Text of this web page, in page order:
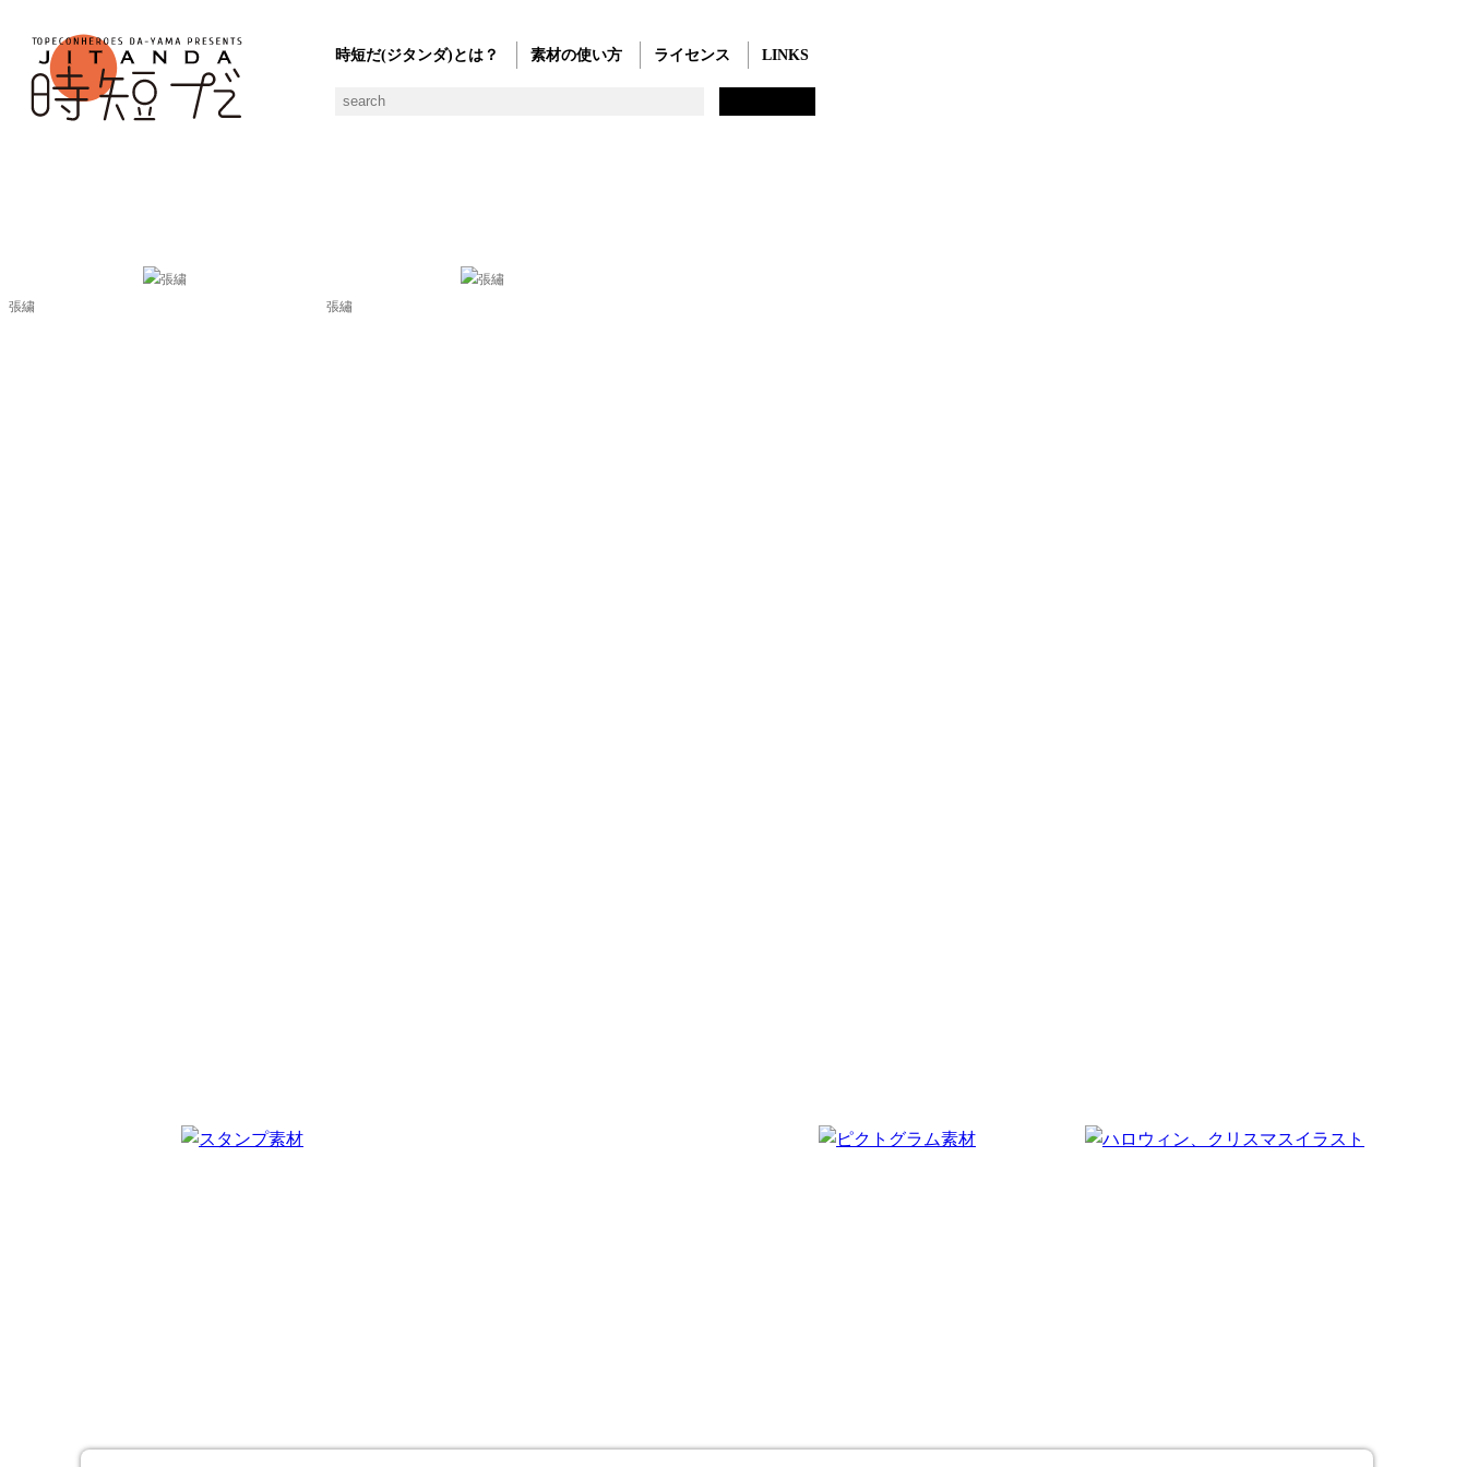
時短だ(ジタンダ)とは？ 素材の使い方 ライセンス LINKS
張繍 張繡